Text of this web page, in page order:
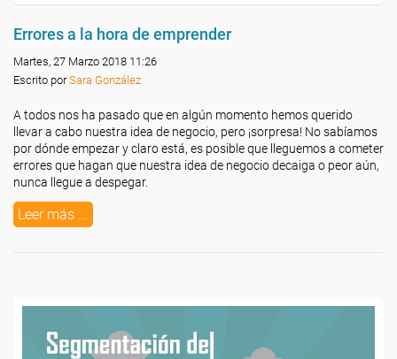
Errores a la hora de emprender
Martes, 27 Marzo 2018 11:26
Escrito porSara González
A todos nos ha pasado que en algún momento hemos querido
llevar a cabo nuestra idea de negocio, pero ¡sorpresa! No sabíamos
por dónde empezar y claro está, es posible que lleguemos a cometer
errores que hagan que nuestra idea de negocio decaiga o peor aún,
nunca llegue a despegar.
Leer más ...